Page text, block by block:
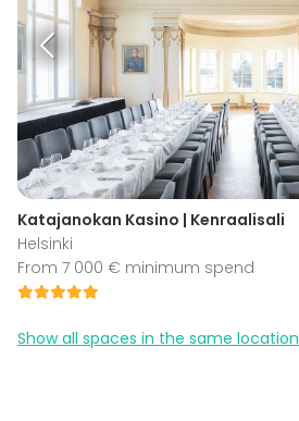
Katajanokan Kasino | Kenraalisali
Helsinki
From 7 000 € minimum spend
Show all spaces in the same location